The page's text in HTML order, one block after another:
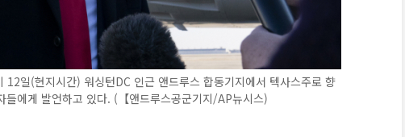
일(현지시간) 워싱턴DC 인근 앤드루스 합동기지에서 텍사스주로 향
들에게 발언하고 있다. (【앤드루스공군기지/AP뉴시스)